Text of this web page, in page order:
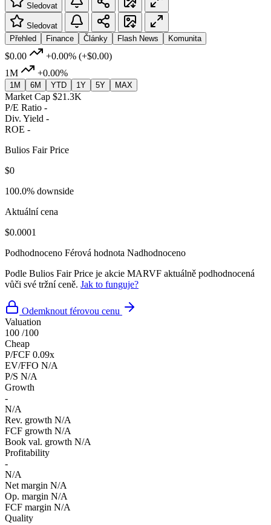
Sledovat
Sledovat
Přehled
Finance Články Flash News Komunita
$0.00 +0.00% (+$0.00)
1M
+0.00%
1M 6M YTD 1Y 5Y MAX
Market Cap $21.3K
P/E Ratio -
Div. Yield -
ROE -
Bulios Fair Price
$0
100.0% downside
Aktuální cena
$0.0001
Podhodnoceno Férová hodnota Nadhodnoceno
Podle Bulios Fair Price je akcie MARVF aktuálně podhodnocená
vůči své tržní ceně. Jak to funguje?
Odemknout férovou cenu
Valuation
100 /100
Cheap
P/FCF 0.09x
EV/FFO N/A
P/S N/A
Growth
-
N/A
Rev. growth N/A
FCF growth N/A
Book val. growth N/A
Profitability
-
N/A
Net margin N/A
Op. margin N/A
FCF margin N/A
Quality